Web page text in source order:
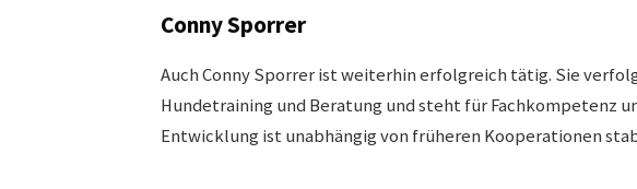
Conny Sporrer
Auch Conny Sporrer ist weiterhin erfolgreich tätig. Sie
Hundetraining und Beratung und steht für Fachkompetenz
Entwicklung ist unabhängig von früheren Kooperationen